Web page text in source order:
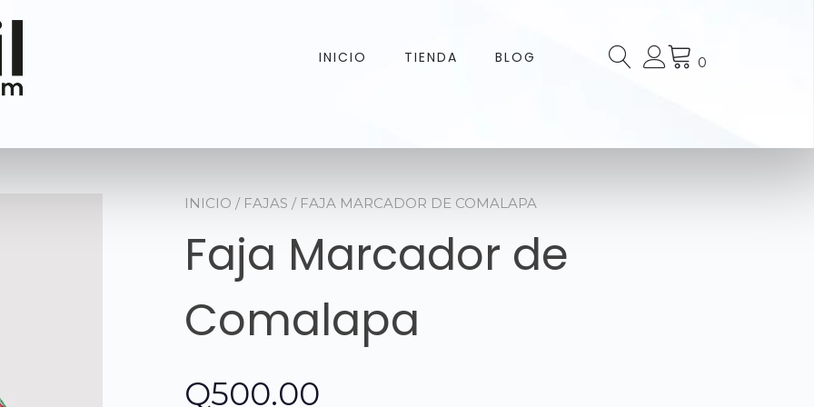
INICIO TIENDA BLOG 0
INICIO / FAJAS / FAJA MARCADOR DE COMALAPA
Faja Marcador de
Comalapa
Q500.00